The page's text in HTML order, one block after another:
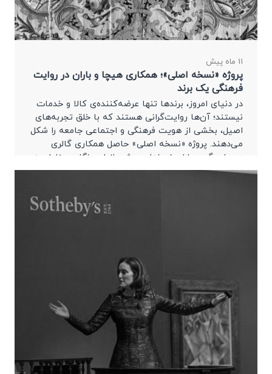
11 ماه پیش
پروژه «نسخه اصلی»؛ همکاری هیچا و باران در روایت
فرهنگی یک برند
در دنیای امروز، برندها تنها عرضه‌کننده‌ی کالا و خدمات
نیستند؛ آن‌ها روایت‌گرانی هستند که با خلق تجربه‌های
اصیل، بخشی از هویت فرهنگی و اجتماعی جامعه را شکل
می‌دهند. پروژه «نسخه اصلی» حاصل همکاری گالری
هیچا و گروه باران نمونه‌ای روشن از این نگاه معنادار به
برندینگ است.